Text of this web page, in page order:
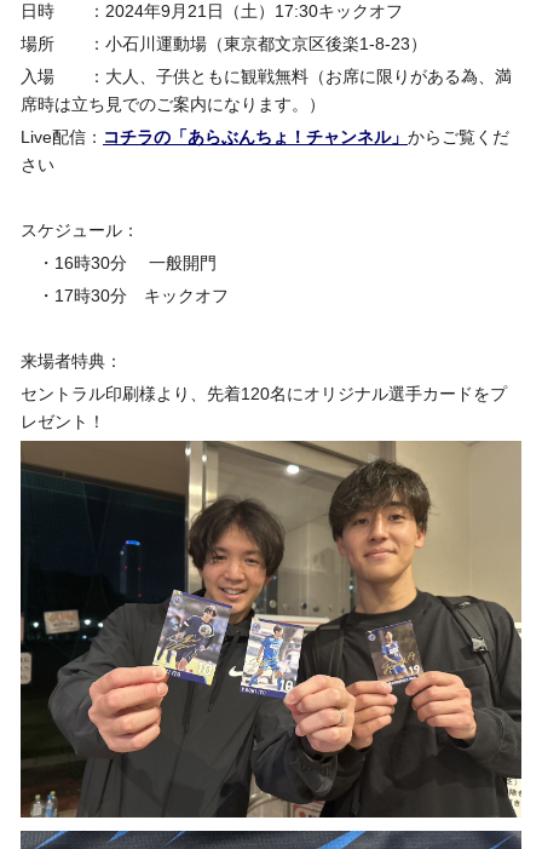
日時 ：2024年9月21日（土）17:30キックオフ
場所 ：小石川運動場（東京都文京区後楽1-8-23）
入場 ：大人、子供ともに観戦無料（お席に限りがある為、満
席時は立ち見でのご案内になります。）
Live配信： コチラの「あらぶんちょ！チャンネル」 からご覧くだ
さい
スケジュール：
・16時30分 一般開門
・17時30分 キックオフ
来場者特典：
セントラル印刷様より、先着120名にオリジナル選手カードをプ
レゼント！